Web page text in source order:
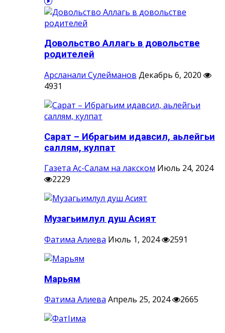
Довольство Аллагь в довольстве
родителей
Арсланали Сулейманов Декабрь 6, 2020
4931
Сарат – Ибрагьим идавсил, аьлейгьи
саллям, кулпат
Газета Ас-Салам на лакском Июль 24, 2024
2229
Музагьимлул душ Асият
Фатима Алиева Июль 1, 2024 2591
Марьям
Фатима Алиева Апрель 25, 2024 2665